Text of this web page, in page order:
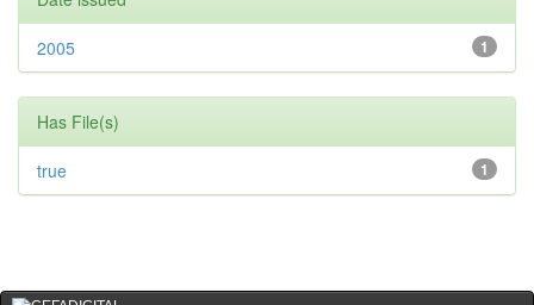
1
2005
Has File(s)
1
true